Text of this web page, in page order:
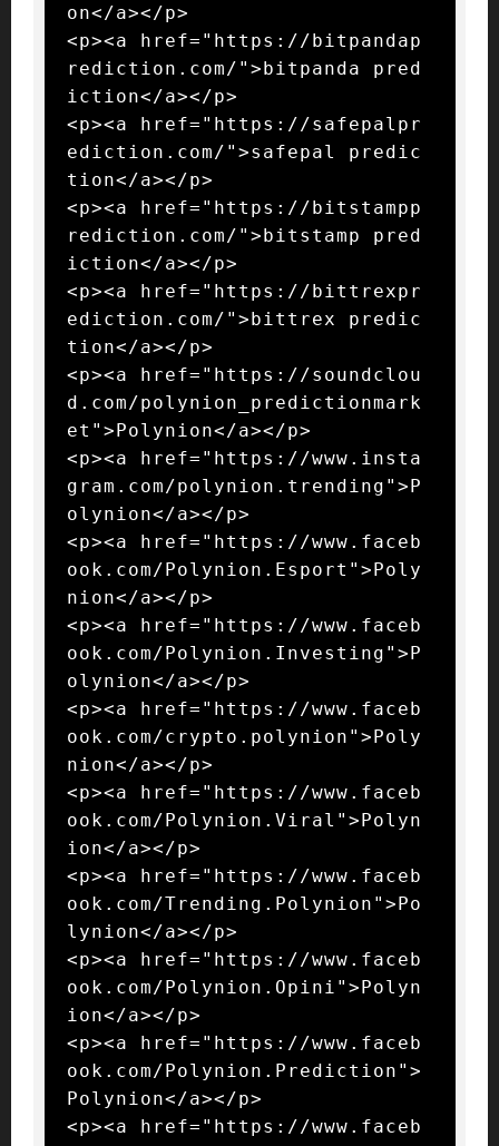
on</a></p>
<p><a href="https://bitpandap
rediction.com/">bitpanda pred
iction</a></p>
<p><a href="https://safepalpr
ediction.com/">safepal predic
tion</a></p>
<p><a href="https://bitstampp
rediction.com/">bitstamp pred
iction</a></p>
<p><a href="https://bittrexpr
ediction.com/">bittrex predic
tion</a></p>
<p><a href="https://soundclou
d.com/polynion_predictionmark
et">Polynion</a></p>
<p><a href="https://www.insta
gram.com/polynion.trending">P
olynion</a></p>
<p><a href="https://www.faceb
ook.com/Polynion.Esport">Poly
nion</a></p>
<p><a href="https://www.faceb
ook.com/Polynion.Investing">P
olynion</a></p>
<p><a href="https://www.faceb
ook.com/crypto.polynion">Poly
nion</a></p>
<p><a href="https://www.faceb
ook.com/Polynion.Viral">Polyn
ion</a></p>
<p><a href="https://www.faceb
ook.com/Trending.Polynion">Po
lynion</a></p>
<p><a href="https://www.faceb
ook.com/Polynion.Opini">Polyn
ion</a></p>
<p><a href="https://www.faceb
ook.com/Polynion.Prediction">
Polynion</a></p>
<p><a href="https://www.faceb